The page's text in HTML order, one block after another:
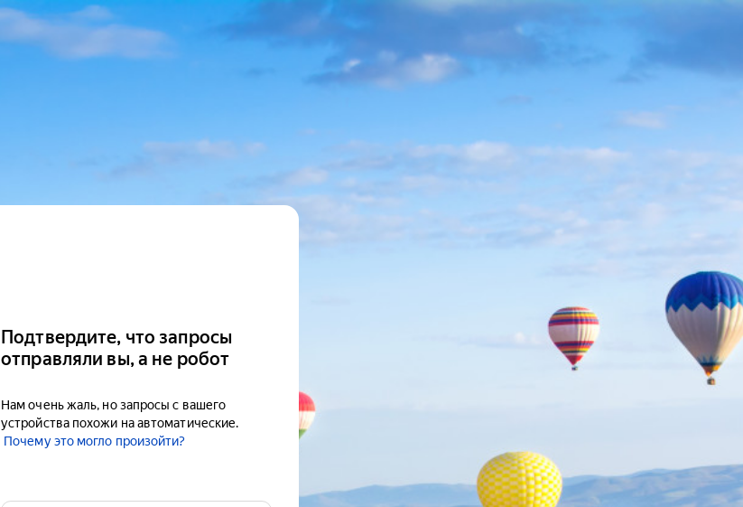
Подтвердите, что запросы
отправляли вы, а не робот
Нам очень жаль, но запросы с вашего
устройства похожи на автоматические.
Почему это могло произойти?